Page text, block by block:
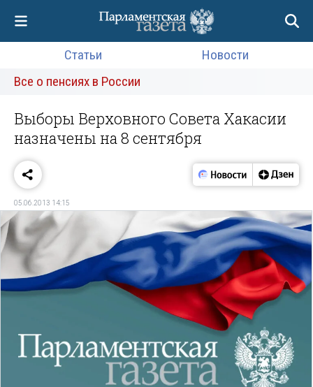
Статьи
Новости
Все о пенсиях в России
Выборы Верховного Совета Хакасии
назначены на 8 сентября
05.06.2013 14:15